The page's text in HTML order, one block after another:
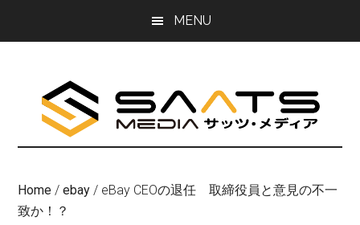
MENU
Home / ebay / eBay CEOの退任 取締役員と意見の不一
致か！？